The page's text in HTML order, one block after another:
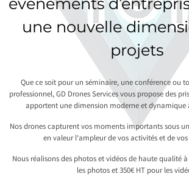
une nouvelle
projets
Que ce soit pour un séminaire, une conférence ou
professionnel, GD Drones Services vous propose des
apportent une dimension moderne et dynamique
Nos drones capturent vos moments importants sous
en valeur l’ampleur de vos activités et de
Nous réalisons des photos et vidéos de haute qualité
les photos et 350€ HT pour les